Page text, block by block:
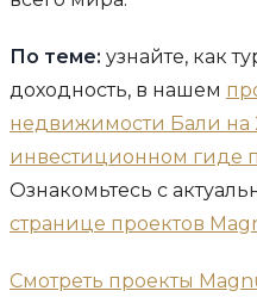
По теме: узнайте, как
доходность, в нашем
недвижимости Бали на
инвестиционном гиде
Ознакомьтесь с
странице проектов
Смотреть проекты